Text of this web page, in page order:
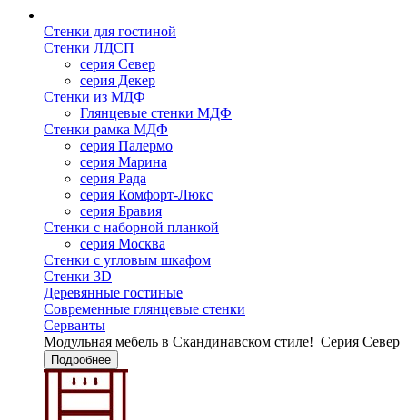
Стенки для гостиной
Стенки ЛДСП
серия Север
серия Декер
Стенки из МДФ
Глянцевые стенки МДФ
Стенки рамка МДФ
серия Палермо
серия Марина
серия Рада
серия Комфорт-Люкс
серия Бравия
Стенки с наборной планкой
серия Москва
Стенки с угловым шкафом
Стенки 3D
Деревянные гостиные
Современные глянцевые стенки
Серванты
Модульная мебель в Скандинавском стиле! Серия Север
Подробнее